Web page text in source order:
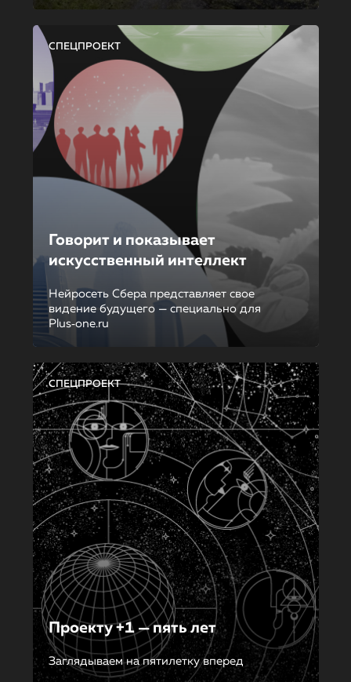
СПЕЦПРОЕКТ
Говорит и показывает
искусственный интеллект
Нейросеть Сбера представляет свое
видение будущего — специально для
Plus‑one.ru
СПЕЦПРОЕКТ
Проекту +1 — пять лет
Заглядываем на пятилетку вперед